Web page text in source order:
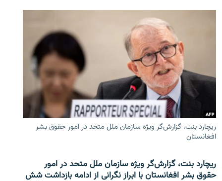
ریچارد بنت، گزارش‌گر ویژه سازمان ملل متحد در امور حقوق بشر
افغانستان
ریچارد بنت، گزارش‌گر ویژه سازمان ملل متحد در امور
حقوق بشر افغانستان با ابراز نگرانی از ادامه بازداشت شش